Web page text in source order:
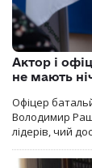
Актор і
не мають
Офіцер
Володимир
лідерів, чий